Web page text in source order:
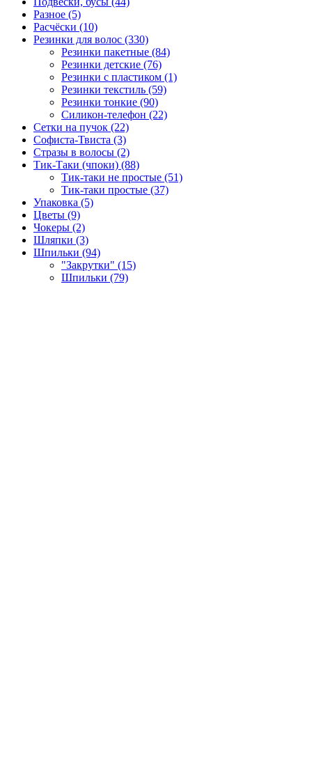
Разное (5)
Расчёски (10)
Резинки для волос (330)
Резинки пакетные (84)
Резинки детские (76)
Резинки с пластиком (1)
Резинки текстиль (59)
Резинки тонкие (90)
Силикон-телефон (22)
Сетки на пучок (22)
Софиста-Твиста (3)
Стразы в волосы (2)
Тик-Таки (чпоки) (88)
Тик-таки не простые (51)
Тик-таки простые (37)
Упаковка (5)
Цветы (9)
Чокеры (2)
Шляпки (3)
Шпильки (94)
"Закрутки" (15)
Шпильки (79)